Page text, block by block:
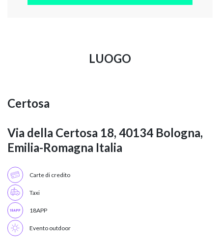
LUOGO
Certosa
Via della Certosa 18, 40134 Bologna,
Emilia-Romagna Italia
Carte di credito
Taxi
18APP
Evento outdoor